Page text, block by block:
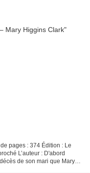
pages : 374 Édition : Le
L’auteur : D'abord
de son mari que Mary